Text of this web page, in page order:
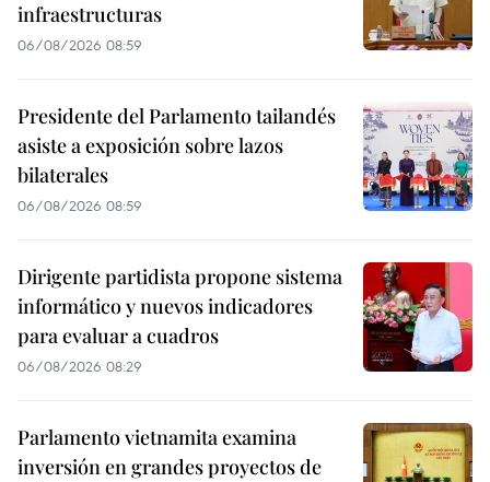
infraestructuras
06/08/2026 08:59
Presidente del Parlamento tailandés
asiste a exposición sobre lazos
bilaterales
06/08/2026 08:59
Dirigente partidista propone sistema
informático y nuevos indicadores
para evaluar a cuadros
06/08/2026 08:29
Parlamento vietnamita examina
inversión en grandes proyectos de